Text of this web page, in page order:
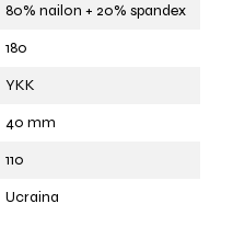
80% nailon + 20% spandex
180
YKK
40 mm
110
Ucraina